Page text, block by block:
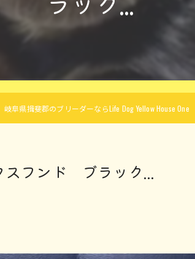
岐阜県揖斐郡のブリーダーならLife Dog Yellow House One
フンド ブラック...